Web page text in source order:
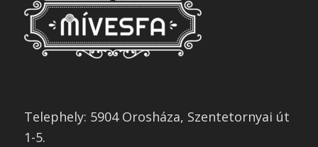
Telephely: 5904 Orosháza, Szentetornyai út
1-5.